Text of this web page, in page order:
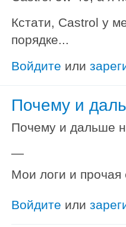
Кстати, Castrol у
порядке...
Войдите или
Почему и
Почему и дальше
—
Мои логи и
Войдите или